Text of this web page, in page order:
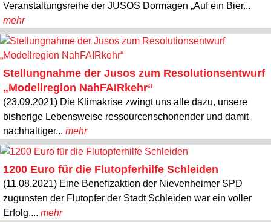
Veranstaltungsreihe der JUSOS Dormagen „Auf ein Bier...
mehr
Stellungnahme der Jusos zum Resolutionsentwurf
„Modellregion NahFAIRkehr“
(23.09.2021) Die Klimakrise zwingt uns alle dazu, unsere
bisherige Lebensweise ressourcenschonender und damit
nachhaltiger... mehr
1200 Euro für die Flutopferhilfe Schleiden
(11.08.2021) Eine Benefizaktion der Nievenheimer SPD
zugunsten der Flutopfer der Stadt Schleiden war ein voller
Erfolg.... mehr